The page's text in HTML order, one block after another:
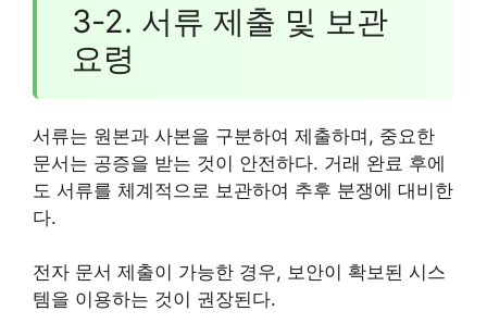
3-2. 서류 제출 및 보관
요령
서류는 원본과 사본을 구분하여 제출하며, 중요한
문서는 공증을 받는 것이 안전하다. 거래 완료 후에
도 서류를 체계적으로 보관하여 추후 분쟁에 대비한
다.
전자 문서 제출이 가능한 경우, 보안이 확보된 시스
템을 이용하는 것이 권장된다.